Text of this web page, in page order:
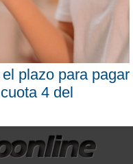
plazo para pagar
4 del